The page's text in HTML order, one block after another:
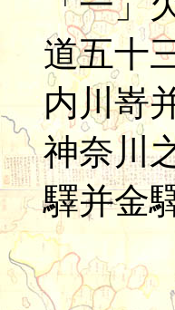
道五十
内川嵜
神奈川
驛并金